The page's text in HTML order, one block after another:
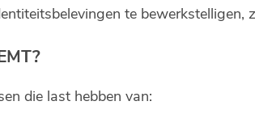
te
die last hebben van: